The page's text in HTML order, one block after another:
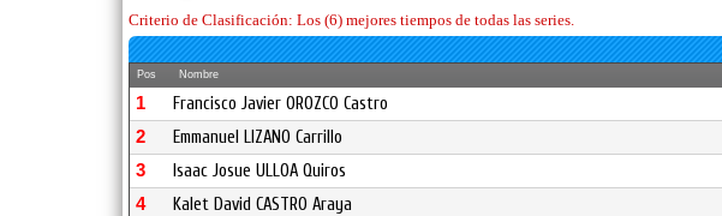
Criterio de Clasificación: Los (6) mejores tiempos de todas las series.
Pos Nombre
1 Francisco Javier OROZCO Castro
2 Emmanuel LIZANO Carrillo
3 Isaac Josue ULLOA Quiros
4 Kalet David CASTRO Araya